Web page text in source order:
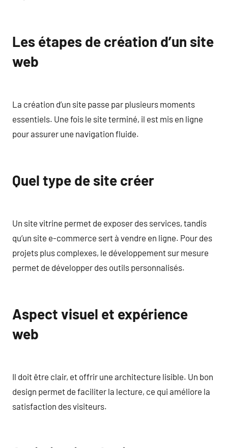
Les étapes de création d’un site
web
La création d’un site passe par plusieurs moments
essentiels. Une fois le site terminé, il est mis en ligne
pour assurer une navigation fluide.
Quel type de site créer
Un site vitrine permet de exposer des services, tandis
qu’un site e-commerce sert à vendre en ligne. Pour des
projets plus complexes, le développement sur mesure
permet de développer des outils personnalisés.
Aspect visuel et expérience
web
Il doit être clair, et offrir une architecture lisible. Un bon
design permet de faciliter la lecture, ce qui améliore la
satisfaction des visiteurs.